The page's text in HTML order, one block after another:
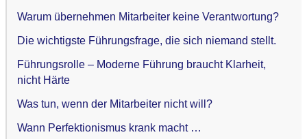
Warum übernehmen Mitarbeiter keine Verantwortung?
Die wichtigste Führungsfrage, die sich niemand stellt.
Führungsrolle – Moderne Führung braucht Klarheit,
nicht Härte
Was tun, wenn der Mitarbeiter nicht will?
Wann Perfektionismus krank macht …